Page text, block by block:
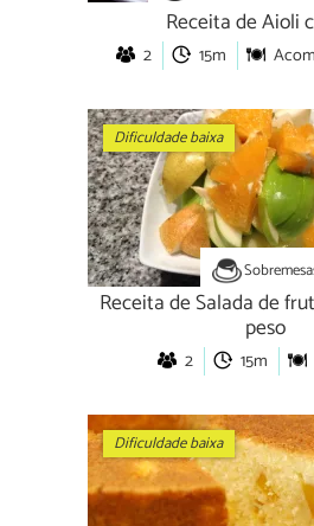
Receita de Aioli
2 15m
Dificuldade baixa
Receita de Salada de
peso
2 15m
Dificuldade baixa